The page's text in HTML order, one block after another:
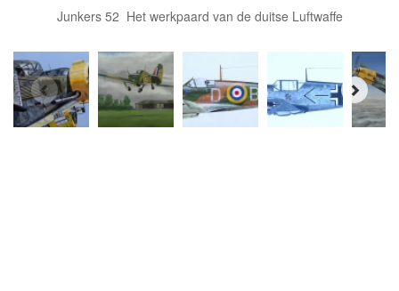
Junkers 52 Het werkpaard van de duitse Luftwaffe